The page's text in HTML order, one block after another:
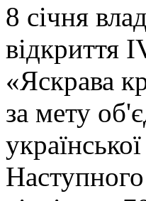
8 січня
відкриття
«Яскрава
за мету